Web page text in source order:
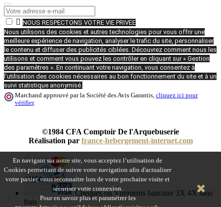
En navigant sur notre site, vous acceptez l’utilisation de
Cookies permettant de suivre votre navigation afin d'actualiser
votre panier, vous reconnaitre lors de votre prochaine visite et
sécuriser votre connexion.
Pour en savoir plus et paramétrer les
 NOUS RESPECTONS VOTRE VIE PRIVEE
Nous utilisons des cookies et autres technologies pour vous offrir une
meilleure expérience de navigation, analyser le trafic du site, personnaliser
le contenu et diffuser des publicités ciblées. Découvrez comment nous les
utilisons et comment vous pouvez les contrôler en cliquant sur « Gestion
des paramètres ». En continuant votre navigation, vous consentez à
l’utilisation des cookies nécessaires au bon fonctionnement du site et à un
suivi statistique anonymisé.
Marchand approuvé par la Société des Avis Garantis, cliquez ici pour
vérifier.
©1984 CFA Comptoir De l'Arquebuserie
Réalisation par france-hebergement-internet.com
Chèques ou Virements bancaire 3X 4X sans
frais